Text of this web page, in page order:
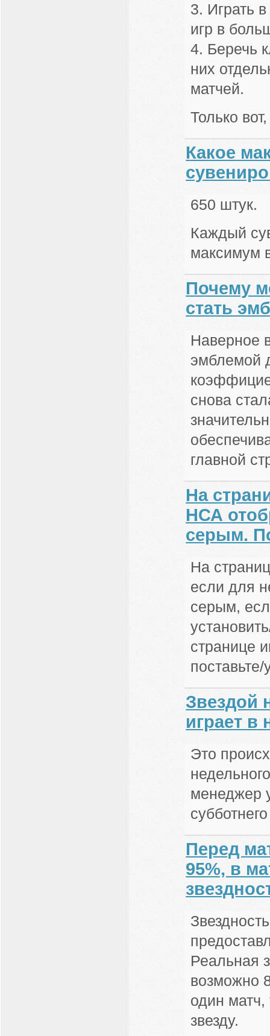
3. Играть
игр в
4. Беречь
них
матчей.
Только
Какое
650 штук.
Каждый
максимум
Почему
стать
Наверное
эмблемой
снова
главной
На
НСА
серым.
На
если для
серым,
странице
Звездой
играет в
Это
менеджер
Перед
95%, в
Реальная
возможно
один матч,
звезду.